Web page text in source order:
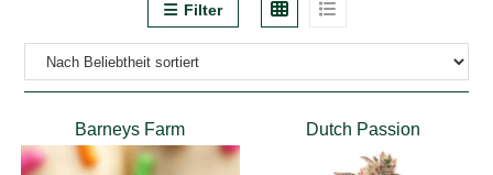
Filter
Barneys Farm Dutch Passion